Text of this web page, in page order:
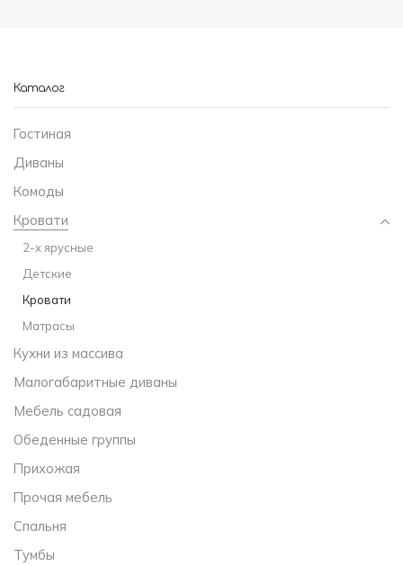
Каталог
Гостиная
Диваны
Комоды
Кровати
2-х ярусные
Детские
Кровати
Матрасы
Кухни из массива
Малогабаритные диваны
Мебель садовая
Обеденные группы
Прихожая
Прочая мебель
Спальня
Тумбы